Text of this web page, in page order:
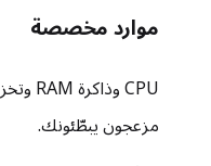
موارد مخصصة
مزعجون يبطّئونك.